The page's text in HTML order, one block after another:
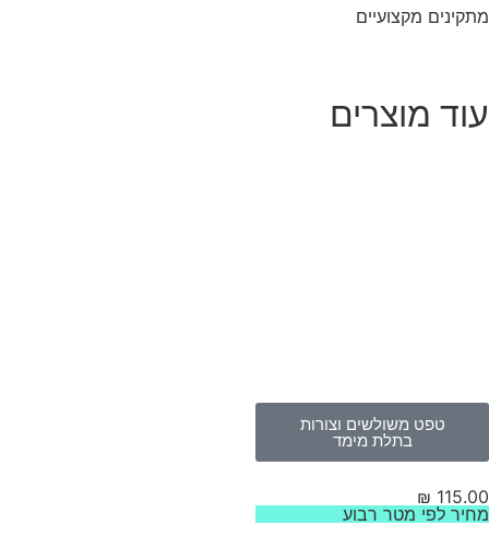
מקצועיים
מוצרים
טפט משולשים וצורות
בתלת מימד
₪
לפי מטר רבוע